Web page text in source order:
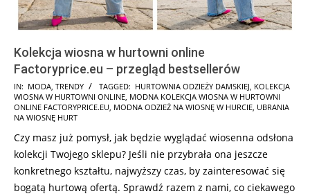
Kolekcja wiosna w hurtowni online
Factoryprice.eu – przegląd bestsellerów
2023-
02-
07
IN: MODA TRENDY TAGGED: HURTOWNIA ODZIEŻY DAMSKIEJ KOLEKCJA
WIOSNA W HURTOWNI ONLINE MODNA KOLEKCJA WIOSNA W HURTOWNI
ONLINE FACTORYPRICE.EU MODNA ODZIEŻ NA WIOSNĘ W HURCIE UBRANIA
NA WIOSNĘ HURT
Czy masz już pomysł, jak będzie wyglądać wiosenna odsłona
kolekcji Twojego sklepu? Jeśli nie przybrała ona jeszcze
konkretnego kształtu, najwyższy czas, by zainteresować się
bogatą hurtową ofertą. Sprawdź razem z nami, co ciekawego